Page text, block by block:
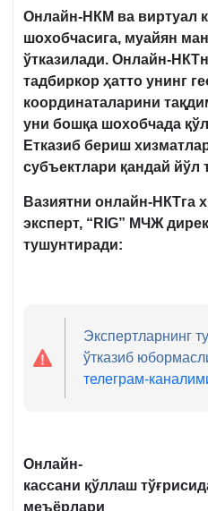
Онлайн-НКМ ва виртуал
шохобчасига, муайян
ўтказилади. Онлайн-
тадбиркор ҳатто унинг
координаталарини
уни бошқа шохобчада
Етказиб бериш
субъектлари қандай йўл
Вазиятни онлайн-НКТга
эксперт, “RIG” МЧЖ
тушунтиради:
Экспертларнинг
ўтказиб
телеграм-
Онлайн-
кассани қўллаш
меъёрлари